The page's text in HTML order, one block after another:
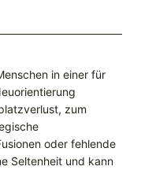
in einer für
zum
oder fehlende
Seltenheit und kann